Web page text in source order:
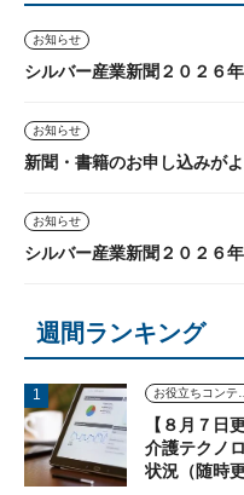
お知らせ
シルバー産業新聞２０２６
お知らせ
新聞・書籍のお申し込みが
お知らせ
シルバー産業新聞２０２６
週間ランキング
【８月７日
介護テクノ
状況（随時更